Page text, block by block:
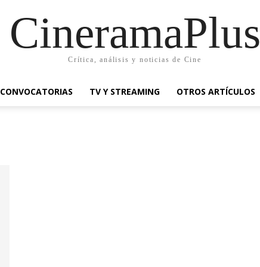
CineramaPlus
Crítica, análisis y noticias de Cine
CONVOCATORIAS TV Y STREAMING OTROS ARTÍCULOS